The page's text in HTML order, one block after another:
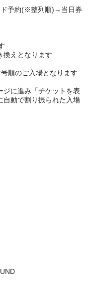
予約(※整列順)→当日券
換えとなります
順のご入場となります
に進み「チケットを表
自動で割り振られた入場